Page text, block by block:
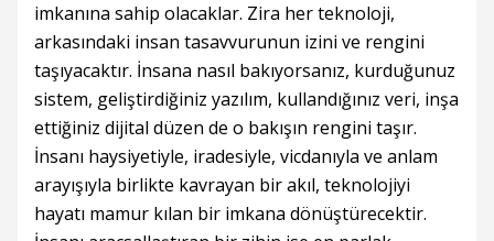
imkanına sahip olacaklar. Zira her teknoloji,
arkasındaki insan tasavvurunun izini ve rengini
taşıyacaktır. İnsana nasıl bakıyorsanız, kurduğunuz
sistem, geliştirdiğiniz yazılım, kullandığınız veri, inşa
ettiğiniz dijital düzen de o bakışın rengini taşır.
İnsanı haysiyetiyle, iradesiyle, vicdanıyla ve anlam
arayışıyla birlikte kavrayan bir akıl, teknolojiyi
hayatı mamur kılan bir imkana dönüştürecektir.